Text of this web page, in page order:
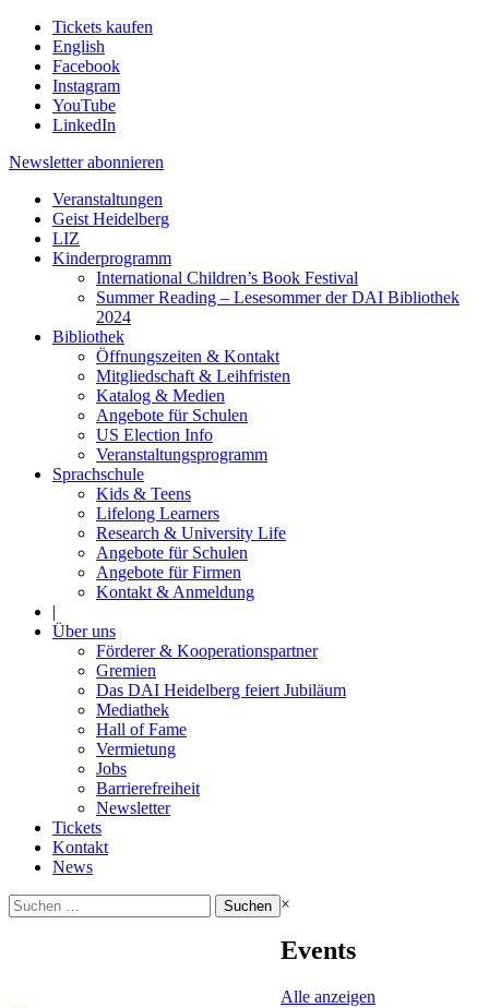
Tickets kaufen
English
Facebook
Instagram
YouTube
LinkedIn
Newsletter abonnieren
Veranstaltungen
Geist Heidelberg
LIZ
Kinderprogramm
International Children’s Book Festival
Summer Reading – Lesesommer der DAI Bibliothek
2024
Bibliothek
Öffnungszeiten & Kontakt
Mitgliedschaft & Leihfristen
Katalog & Medien
Angebote für Schulen
US Election Info
Veranstaltungsprogramm
Sprachschule
Kids & Teens
Lifelong Learners
Research & University Life
Angebote für Schulen
Angebote für Firmen
Kontakt & Anmeldung
|
Über uns
Förderer & Kooperationspartner
Gremien
Das DAI Heidelberg feiert Jubiläum
Mediathek
Hall of Fame
Vermietung
Jobs
Barrierefreiheit
Newsletter
Tickets
Kontakt
News
Suchen
nach:
×
Events
Alle anzeigen